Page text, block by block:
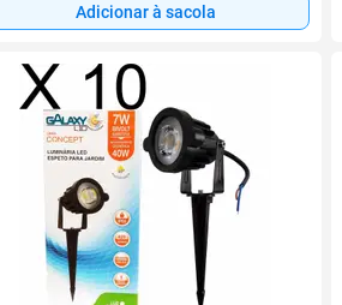
Adicionar à sacola